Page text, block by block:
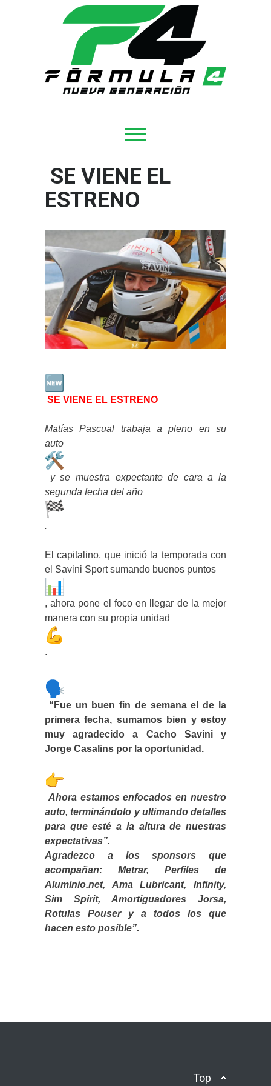
SE VIENE EL
ESTRENO
SE VIENE EL ESTRENO
Matías Pascual trabaja a pleno en su
auto
y se muestra expectante de cara a la
segunda fecha del año
.
El capitalino, que inició la temporada con
el Savini Sport sumando buenos puntos
, ahora pone el foco en llegar de la mejor
manera con su propia unidad
.
“Fue un buen fin de semana el de la
primera fecha, sumamos bien y estoy
muy agradecido a Cacho Savini y
Jorge Casalins por la oportunidad.
Ahora estamos enfocados en nuestro
auto, terminándolo y ultimando detalles
para que esté a la altura de nuestras
expectativas”.
Agradezco a los sponsors que
acompañan: Metrar, Perfiles de
Aluminio.net, Ama Lubricant, Infinity,
Sim Spirit, Amortiguadores Jorsa,
Rotulas Pouser y a todos los que
hacen esto posible”.
Top